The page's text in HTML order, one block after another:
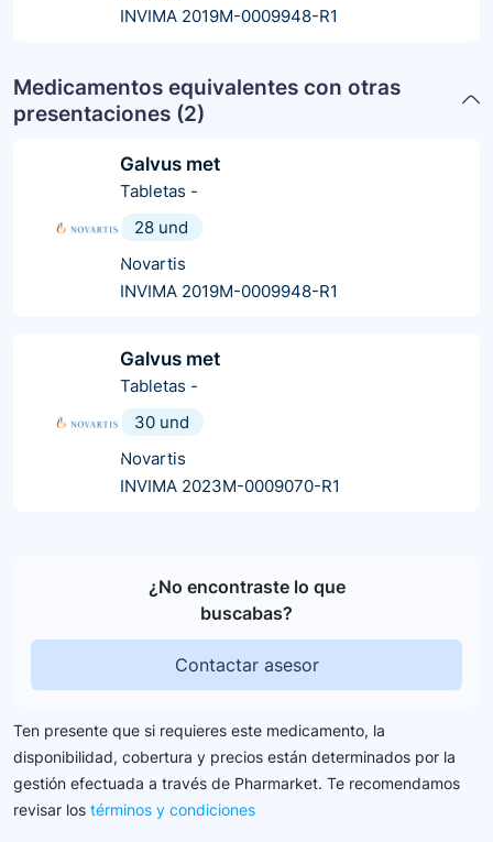
INVIMA 2019M-0009948-R1
Medicamentos equivalentes con otras
presentaciones (2)
Galvus met
Tabletas -
28 und
Novartis
INVIMA 2019M-0009948-R1
Galvus met
Tabletas -
30 und
Novartis
INVIMA 2023M-0009070-R1
¿No encontraste lo que
buscabas?
Contactar asesor
Ten presente que si requieres este medicamento, la
disponibilidad, cobertura y precios están determinados por la
gestión efectuada a través de Pharmarket. Te recomendamos
revisar los términos y condiciones